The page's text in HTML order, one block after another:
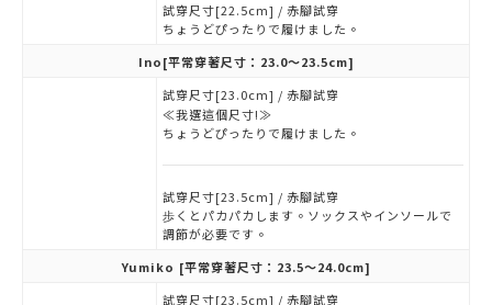
試穿尺寸[22.5cm] / 赤腳試穿
ちょうどぴったりで履けました。
Ino[平常穿著尺寸：23.0～23.5cm]
試穿尺寸[23.0cm] / 赤腳試穿
≪我選這個尺寸!≫
ちょうどぴったりで履けました。
試穿尺寸[23.5cm] / 赤腳試穿
歩くとパカパカします。ソックスやインソールで
調節が必要です。
Yumiko [平常穿著尺寸：23.5～24.0cm]
試穿尺寸[23.5cm] / 赤腳試穿